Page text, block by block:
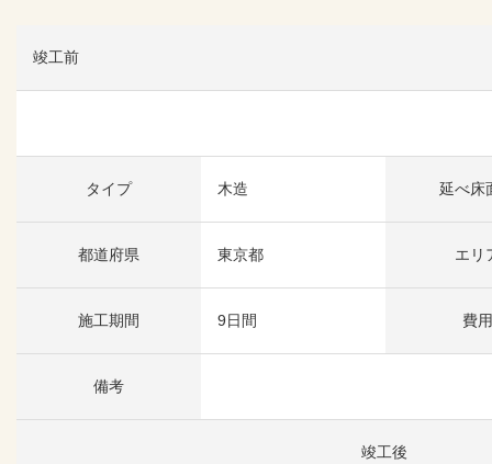
竣工前
タイプ 木造 延べ床
都道府県 東京都 エリ
施工期間 9日間 費用
備考
竣工後